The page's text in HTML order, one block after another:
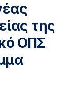
της
ΟΠΣ